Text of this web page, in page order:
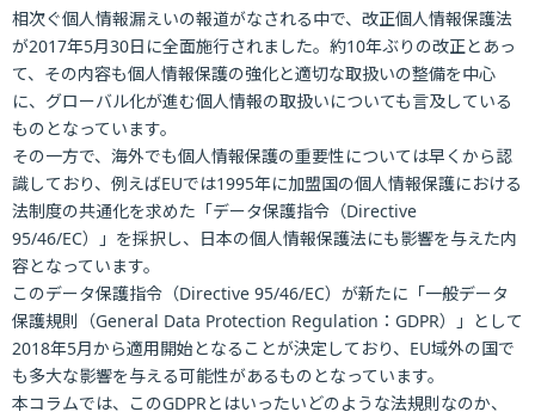
相次ぐ個人情報漏えいの報道がなされる中で、改正個人情報保護法
が2017年5月30日に全面施行されました。約10年ぶりの改正とあっ
て、その内容も個人情報保護の強化と適切な取扱いの整備を中心
に、グローバル化が進む個人情報の取扱いについても言及している
ものとなっています。
その一方で、海外でも個人情報保護の重要性については早くから認
識しており、例えばEUでは1995年に加盟国の個人情報保護における
法制度の共通化を求めた「データ保護指令（Directive
95/46/EC）」を採択し、日本の個人情報保護法にも影響を与えた内
容となっています。
このデータ保護指令（Directive 95/46/EC）が新たに「一般データ
保護規則（General Data Protection Regulation：GDPR）」として
2018年5月から適用開始となることが決定しており、EU域外の国で
も多大な影響を与える可能性があるものとなっています。
本コラムでは、このGDPRとはいったいどのような法規則なのか、